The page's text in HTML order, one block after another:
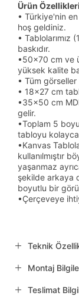
Ürün Özellikleri
• Türkiye'nin
hoş geldiniz.
•
baskıdır.
•50x70 cm ve
yüksek kalite
• Tüm
• 18x27 cm
•35x50 cm
gelir.
•Toplam 5
tabloyu kolayca
•Kanvas
kullanılmıştır
yaşanmaz
şekilde arkaya
boyutlu bir
•Çerçeveye
Teknik
Montaj
Teslimat